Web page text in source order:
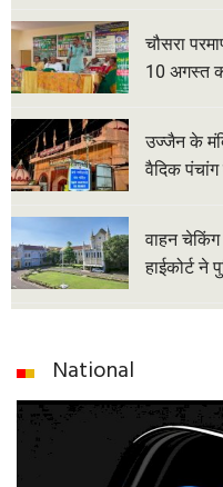
चौसरा
10 अगस्त
उज्जैन के
वैदिक
वाहन
हाईकोर्ट ने
National